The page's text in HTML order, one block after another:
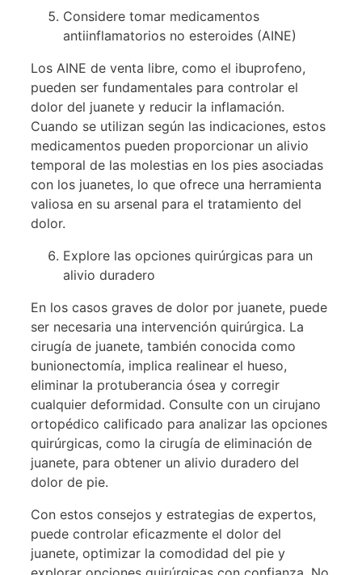
Considere tomar medicamentos
antiinflamatorios no esteroides (AINE)
Los AINE de venta libre, como el ibuprofeno,
pueden ser fundamentales para controlar el
dolor del juanete y reducir la inflamación.
Cuando se utilizan según las indicaciones, estos
medicamentos pueden proporcionar un alivio
temporal de las molestias en los pies asociadas
con los juanetes, lo que ofrece una herramienta
valiosa en su arsenal para el tratamiento del
dolor.
Explore las opciones quirúrgicas para un
alivio duradero
En los casos graves de dolor por juanete, puede
ser necesaria una intervención quirúrgica. La
cirugía de juanete, también conocida como
bunionectomía, implica realinear el hueso,
eliminar la protuberancia ósea y corregir
cualquier deformidad. Consulte con un cirujano
ortopédico calificado para analizar las opciones
quirúrgicas, como la cirugía de eliminación de
juanete, para obtener un alivio duradero del
dolor de pie.
Con estos consejos y estrategias de expertos,
puede controlar eficazmente el dolor del
juanete, optimizar la comodidad del pie y